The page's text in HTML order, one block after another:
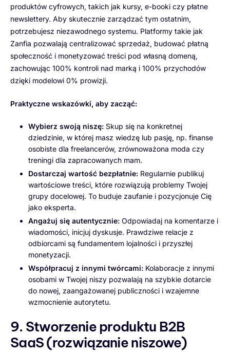
produktów cyfrowych, takich jak kursy, e-booki czy płatne
newslettery. Aby skutecznie zarządzać tym ostatnim,
potrzebujesz niezawodnego systemu. Platformy takie jak
Zanfia pozwalają centralizować sprzedaż, budować płatną
społeczność i monetyzować treści pod własną domeną,
zachowując 100% kontroli nad marką i 100% przychodów
dzięki modelowi 0% prowizji.
Praktyczne wskazówki, aby zacząć:
Wybierz swoją niszę: Skup się na konkretnej
dziedzinie, w której masz wiedzę lub pasję, np. finanse
osobiste dla freelancerów, zrównoważona moda czy
treningi dla zapracowanych mam.
Dostarczaj wartość bezpłatnie: Regularnie publikuj
wartościowe treści, które rozwiązują problemy Twojej
grupy docelowej. To buduje zaufanie i pozycjonuje Cię
jako eksperta.
Angażuj się autentycznie: Odpowiadaj na komentarze i
wiadomości, inicjuj dyskusje. Prawdziwe relacje z
odbiorcami są fundamentem lojalności i przyszłej
monetyzacji.
Współpracuj z innymi twórcami: Kolaboracje z innymi
osobami w Twojej niszy pozwalają na szybkie dotarcie
do nowej, zaangażowanej publiczności i wzajemne
wzmocnienie autorytetu.
9. Stworzenie produktu B2B
SaaS (rozwiązanie niszowe)